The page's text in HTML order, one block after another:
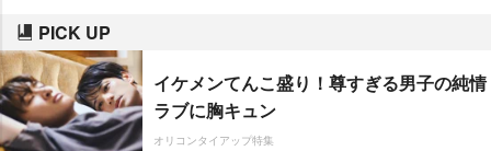
PICK UP
イケメンてんこ盛り！尊すぎる男子の純情
ラブに胸キュン
オリコンタイアップ特集